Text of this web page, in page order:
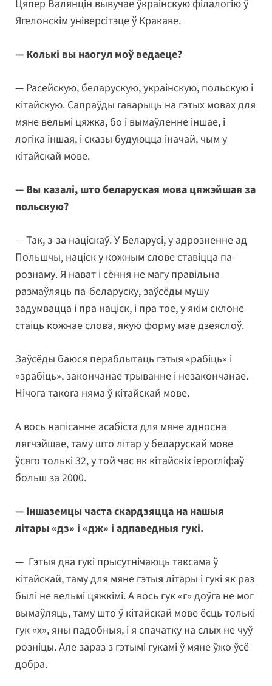
Цяпер Валянцін вывучае ўкраінскую філалогію ў
Ягелонскім універсітэце ў Кракаве.
— Колькі вы наогул моў ведаеце?
— Расейскую, беларускую, украінскую, польскую і
кітайскую. Сапраўды гаварыць на гэтых мовах для
мяне вельмі цяжка, бо і вымаўленне іншае, і
логіка іншая, і сказы будуюцца іначай, чым у
кітайскай мове.
— Вы казалі, што беларуская мова цяжэйшая за
польскую?
— Так, з-за націскаў. У Беларусі, у адрозненне ад
Польшчы, націск у кожным слове ставіцца па-
рознаму. Я нават і сёння не магу правільна
размаўляць па-беларуску, заўсёды мушу
задумвацца і пра націск, і пра тое, у якім склоне
стаіць кожнае слова, якую форму мае дзеяслоў.
Заўсёды баюся пераблытаць гэтыя «рабіць» і
«зрабіць», закончанае трыванне і незакончанае.
Нічога такога няма ў кітайскай мове.
А вось напісанне асабіста для мяне адносна
лягчэйшае, таму што літар у беларускай мове
ўсяго толькі 32, у той час як кітайскіх іерогліфаў
больш за 2000.
— Іншаземцы часта скардзяцца на нашыя
літары «дз» і «дж» і адпаведныя гукі.
— Гэтыя два гукі прысутнічаюць таксама ў
кітайскай, таму для мяне гэтыя літары і гукі як раз
былі не вельмі цяжкімі. А вось гук «г» доўга не мог
вымаўляць, таму што ў кітайскай мове ёсць толькі
гук «х», яны падобныя, і я спачатку на слых не чуў
розніцы. Але зараз з гэтымі гукамі ў мяне ўжо ўсё
добра.